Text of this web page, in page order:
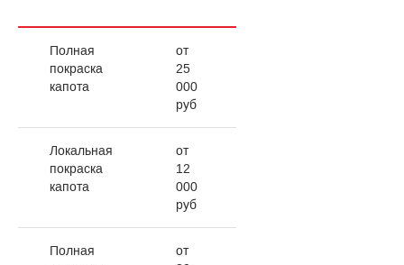
Полная
покраска
капота
от
25
000
руб
Локальная
покраска
капота
от
12
000
руб
Полная
от